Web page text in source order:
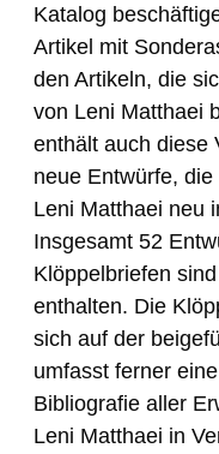
Katalog
Artikel mit
den Artikeln, die
von Leni Matthaei
enthält auch diese
neue Entwürfe,
Leni Matthaei neu
Insgesamt 52
Klöppelbriefen
enthalten. Die
sich auf der
umfasst ferner
Bibliografie aller
Leni Matthaei in